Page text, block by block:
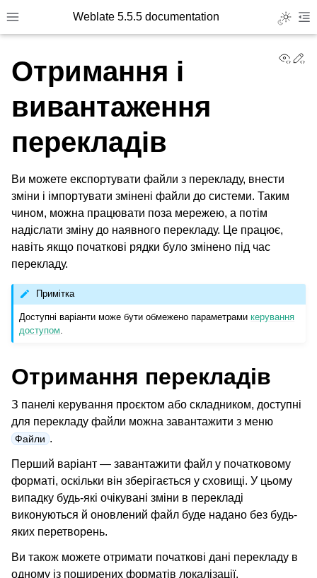
Toggle site navigation sidebar
Weblate 5.5.5 documentation Toggle
navigation of Підтримувані формати файлів
Отримання і
вивантаження
перекладів
Ви можете експортувати файли з перекладу, внести
зміни і імпортувати змінені файли до системи. Таким
чином, можна працювати поза мережею, а потім
надіслати зміну до наявного перекладу. Це працює,
навіть якщо початкові рядки було змінено під час
перекладу.
Примітка
Доступні варіанти може бути обмежено параметрамикерування
доступом
Отримання перекладів
З панелі керування проєктом або складником, доступні
для перекладу файли можна завантажити з меню
Файли .
Перший варіант — завантажити файл у початковому
форматі, оскільки він зберігається у сховищі. У цьому
випадку будь-які очікувані зміни в перекладі
виконуються й оновлений файл буде надано без будь-
яких перетворень.
Ви також можете отримати початкові дані перекладу в
одному із поширених форматів локалізації.